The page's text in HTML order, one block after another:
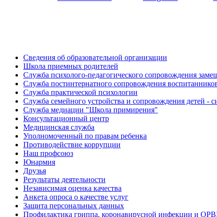
Сведения об образовательной организации
Школа приемных родителей
Служба психолого-педагогического сопровождения
Cлужба постинтернатного сопровождения
Служба практической психологии
Служба семейного устройства и сопровождения детей -
Служба медиации "Школа примирения"
Консультационный центр
Медицинская служба
Уполномоченный по правам ребенка
Противодействие коррупции
Наш профсоюз
Юнармия
Друзья
Результаты деятельности
Независимая оценка качества
Анкета опроса о качестве услуг
Защита персональных данных
Профилактика гриппа, коронавирусной инфекции и